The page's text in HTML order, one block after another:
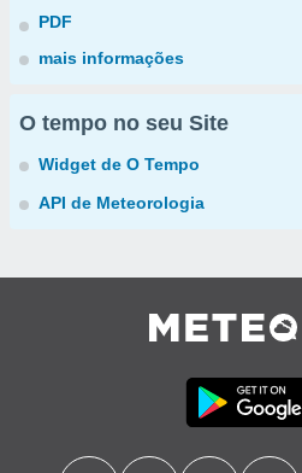
PDF
mais informações
O tempo no seu Site
Widget de O Tempo
API de Meteorologia